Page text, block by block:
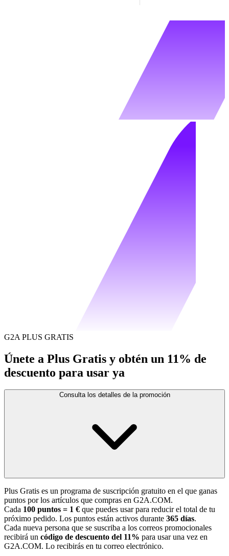
G2A PLUS GRATIS
Únete a Plus Gratis y obtén un 11% de
descuento para usar ya
Consulta los detalles de la promoción
Plus Gratis es un programa de suscripción gratuito en el que ganas
puntos por los artículos que compras en G2A.COM.
Cada 100 puntos = 1 € que puedes usar para reducir el total de tu
próximo pedido. Los puntos están activos durante 365 días.
Cada nueva persona que se suscriba a los correos promocionales
recibirá un código de descuento del 11% para usar una vez en
G2A.COM. Lo recibirás en tu correo electrónico.